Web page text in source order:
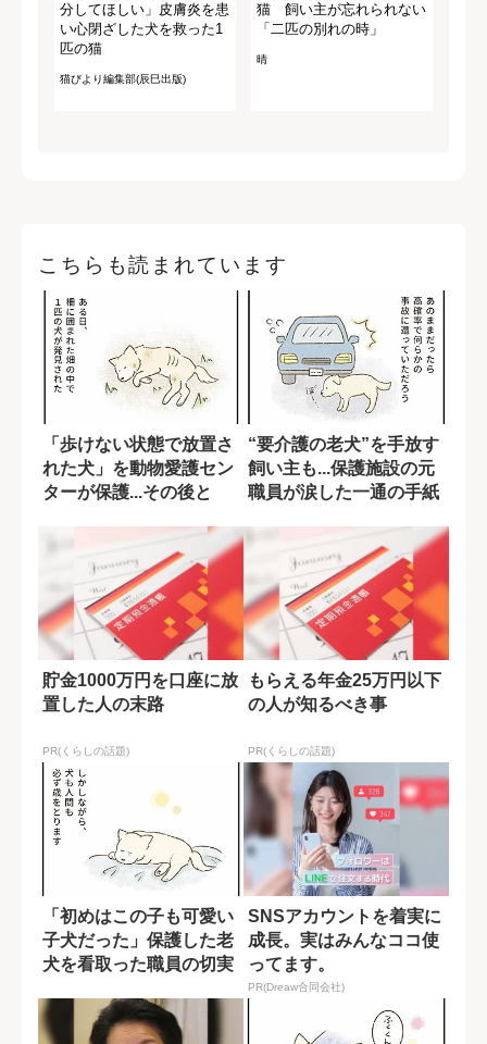
分してほしい」皮膚炎を患
い心閉ざした犬を救った1
匹の猫
猫びより編集部(辰巳出版)
猫 飼い主が忘れられない
「二匹の別れの時」
晴
こちらも読まれています
「歩けない状態で放置さ
れた犬」を動物愛護セン
ターが保護...その後と
“要介護の老犬”を手放す
飼い主も...保護施設の元
職員が涙した一通の手紙
貯金1000万円を口座に放
置した人の末路
PR(くらしの話題)
もらえる年金25万円以下
の人が知るべき事
PR(くらしの話題)
「初めはこの子も可愛い
子犬だった」保護した老
犬を看取った職員の切実
SNSアカウントを着実に
成長。実はみんなココ使
ってます。
PR(Dreaw合同会社)